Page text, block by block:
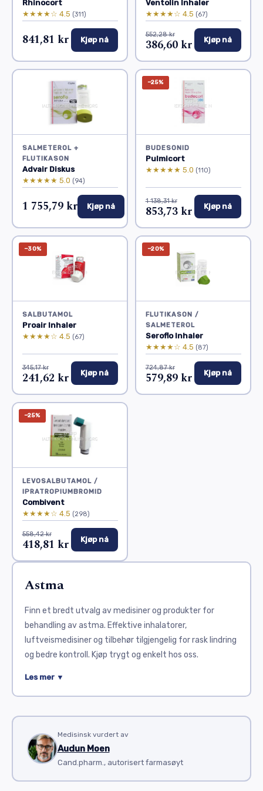
Rhinocort
★★★★☆ 4.5 (311)
841,81 kr Kjøp nå
Ventolin Inhaler
★★★★☆ 4.5 (67)
552,28 kr
386,60 kr Kjøp nå
SALMETEROL +
FLUTIKASON
Advair Diskus
★★★★★ 5.0 (94)
1 755,79 kr Kjøp nå
−25%
BUDESONID
Pulmicort
★★★★★ 5.0 (110)
1 138,31 kr
853,73 kr Kjøp nå
−30%
SALBUTAMOL
Proair Inhaler
★★★★☆ 4.5 (67)
345,17 kr
241,62 kr Kjøp nå
−20%
FLUTIKASON /
SALMETEROL
Seroflo Inhaler
★★★★☆ 4.5 (87)
724,87 kr
579,89 kr Kjøp nå
−25%
LEVOSALBUTAMOL /
IPRATROPIUMBROMID
Combivent
★★★★☆ 4.5 (298)
558,42 kr
418,81 kr Kjøp nå
Astma
Finn et bredt utvalg av medisiner og produkter for
behandling av astma. Effektive inhalatorer,
luftveismedisiner og tilbehør tilgjengelig for rask lindring
og bedre kontroll. Kjøp trygt og enkelt hos oss.
Astma er en kronisk lungesykdom som gjør det vanskelig
symptomer og forebygge anfall. I denne kategorien
finner du flere populære legemidler som gir effektiv
behandling.
Ventolin inhaler
er en raskvirkende bronkodilator. Den
åpner opp luftveiene ved anfall. Ventolin er ofte det
Les mer ▼
Medisinsk vurdert av
Audun Moen
Cand.pharm., autorisert farmasøyt